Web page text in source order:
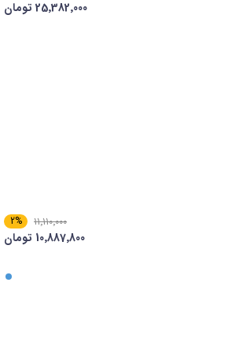
25٬382٬000 تومان
11٬110٬000
2%
10٬887٬800 تومان